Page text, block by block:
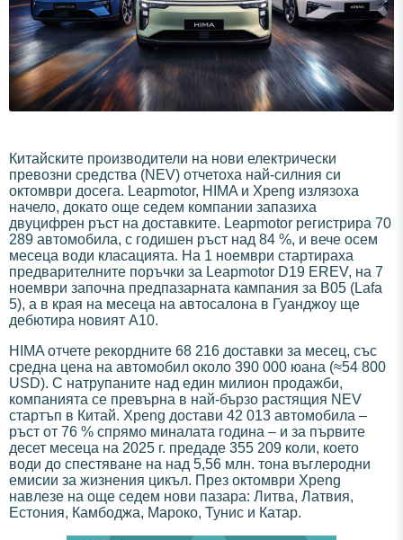
Китайските производители на нови електрически
превозни средства (NEV) отчетоха най-силния си
октомври досега. Leapmotor, HIMA и Xpeng излязоха
начело, докато още седем компании запазиха
двуцифрен ръст на доставките. Leapmotor регистрира 70
289 автомобила, с годишен ръст над 84 %, и вече осем
месеца води класацията. На 1 ноември стартираха
предварителните поръчки за Leapmotor D19 EREV, на 7
ноември започна предпазарната кампания за B05 (Lafa
5), а в края на месеца на автосалона в Гуанджоу ще
дебютира новият A10.
HIMA отчете рекордните 68 216 доставки за месец, със
средна цена на автомобил около 390 000 юана (≈54 800
USD). С натрупаните над един милион продажби,
компанията се превърна в най-бързо растящия NEV
стартъп в Китай. Xpeng достави 42 013 автомобила –
ръст от 76 % спрямо миналата година – и за първите
десет месеца на 2025 г. предаде 355 209 коли, което
води до спестяване на над 5,56 млн. тона въглеродни
емисии за жизнения цикъл. През октомври Xpeng
навлезе на още седем нови пазара: Литва, Латвия,
Естония, Камбоджа, Мароко, Тунис и Катар.